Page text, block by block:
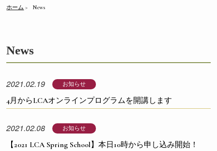
ホーム News
News
2021.02.19 お知らせ
4月からLCAオンラインプログラムを開講します
2021.02.08 お知らせ
【2021 LCA Spring School】本日10時から申し込み開始！